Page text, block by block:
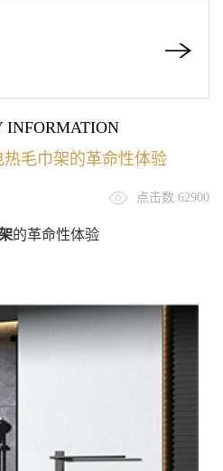
INFORMATION
毛巾架的革命性体验
点击数:62900
的革命性体验